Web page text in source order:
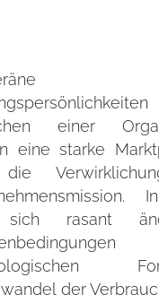
einer
eine starke
rasant
der